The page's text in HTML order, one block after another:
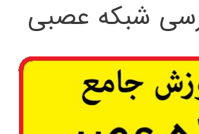
شبکه عصبی